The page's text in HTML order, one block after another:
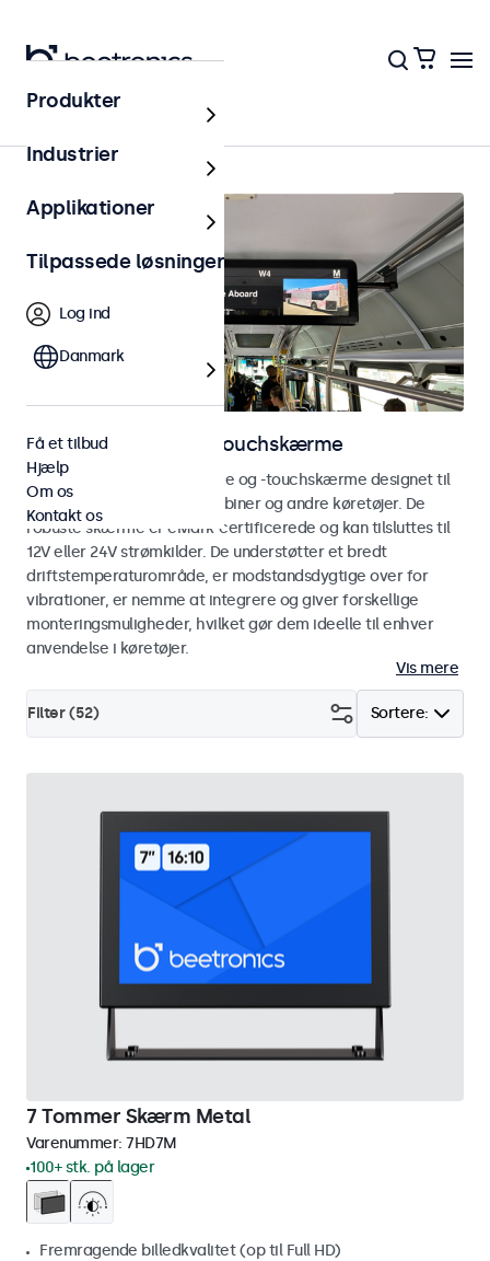
Hjem
Køretøjsskærme og touchskærme
Oplev vores køretøjsskærme og -touchskærme designet til
brug i biler, lastbiler, krankabiner og andre køretøjer. De
robuste skærme er eMark-certificerede og kan tilsluttes til
12V eller 24V strømkilder. De understøtter et bredt
driftstemperaturområde, er modstandsdygtige over for
vibrationer, er nemme at integrere og giver forskellige
monteringsmuligheder, hvilket gør dem ideelle til enhver
anvendelse i køretøjer.
Vis mere
Sortere:
Filter (52)
7 Tommer Skærm Metal
Varenummer: 7HD7M
100+ stk. på lager
Fremragende billedkvalitet (op til Full HD)
Produkter
Industrier
Applikationer
Tilpassede løsninger
Log ind
Danmark
Få et tilbud
Hjælp
Om os
Kontakt os